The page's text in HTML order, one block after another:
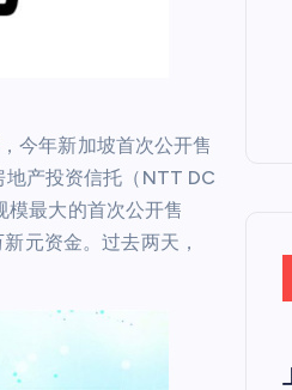
今年新加坡首次公开售
产投资信托（NTT DC
最大的首次公开售
元资金。过去两天，